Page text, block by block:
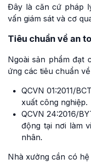
Đây là căn cứ pháp
vấn giám sát và cơ
Tiêu chuẩn về an
Ngoài sản phẩm đạt
ứng các tiêu chuẩn
QCVN 01:2011/
xuất công nghiệp.
QCVN 24:2016/
động tại nơi làm
nhân.
Nhà xưởng cần có